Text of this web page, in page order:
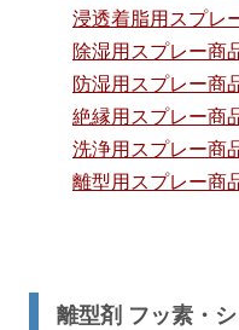
浸透着脂用スプレ
除湿用スプレー商
防湿用スプレー商
絶縁用スプレー商
洗浄用スプレー商
離型用スプレー商
離型剤 フッ素・